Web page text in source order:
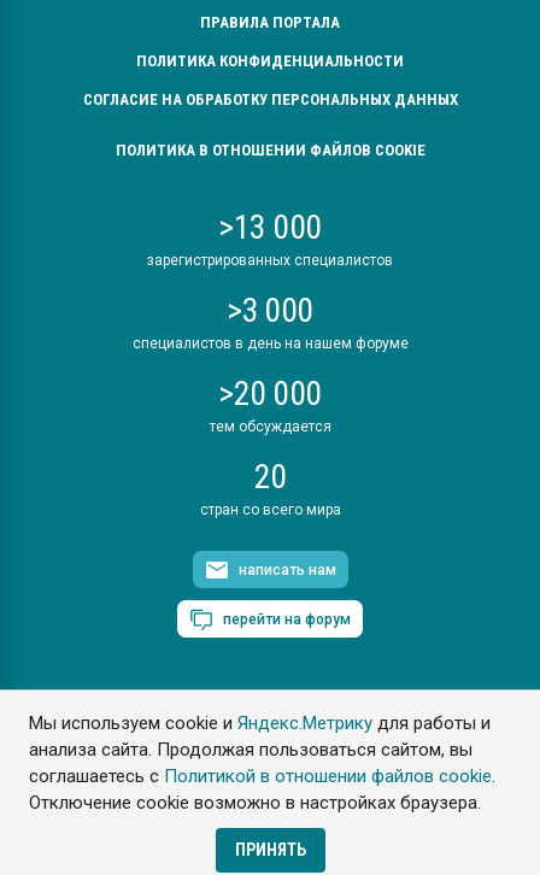
Мы используем cookie иЯндекс.Метрику для работы и
анализа сайта. Продолжая пользоваться сайтом, вы
соглашаетесь с Политикой в отношении файлов cookie.
Отключение cookie возможно в настройках браузера.
ПРИНЯТЬ
ПРАВИЛА ПОРТАЛА
ПОЛИТИКА КОНФИДЕНЦИАЛЬНОСТИ
СОГЛАСИЕ НА ОБРАБОТКУ ПЕРСОНАЛЬНЫХ ДАННЫХ
ПОЛИТИКА В ОТНОШЕНИИ ФАЙЛОВ COOKIE
>13 000
зарегистрированных специалистов
>3 000
специалистов в день на нашем форуме
>20 000
тем обсуждается
20
стран со всего мира
написать нам
перейти на форум
ПластЭксперт © 2006. Все права защищены
Разрешается копирование материалов сайта с обязательной
ссылкой на www.e-plastic.ru
Разработка сайта